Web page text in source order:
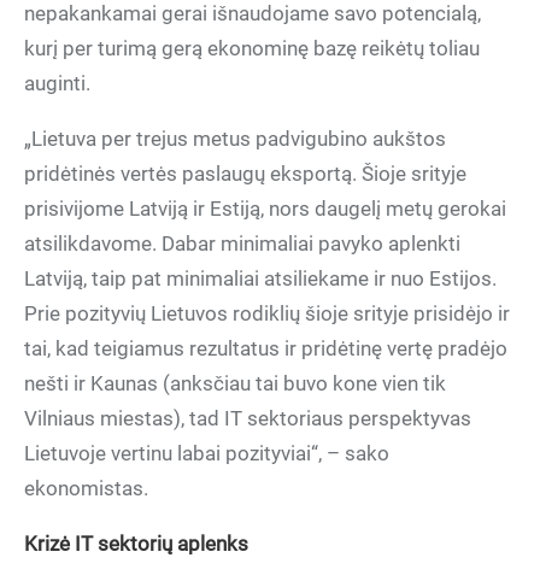
nepakankamai gerai išnaudojame savo potencialą,
kurį per turimą gerą ekonominę bazę reikėtų toliau
auginti.
„Lietuva per trejus metus padvigubino aukštos
pridėtinės vertės paslaugų eksportą. Šioje srityje
prisivijome Latviją ir Estiją, nors daugelį metų gerokai
atsilikdavome. Dabar minimaliai pavyko aplenkti
Latviją, taip pat minimaliai atsiliekame ir nuo Estijos.
Prie pozityvių Lietuvos rodiklių šioje srityje prisidėjo ir
tai, kad teigiamus rezultatus ir pridėtinę vertę pradėjo
nešti ir Kaunas (anksčiau tai buvo kone vien tik
Vilniaus miestas), tad IT sektoriaus perspektyvas
Lietuvoje vertinu labai pozityviai“, – sako
ekonomistas.
Krizė IT sektorių aplenks